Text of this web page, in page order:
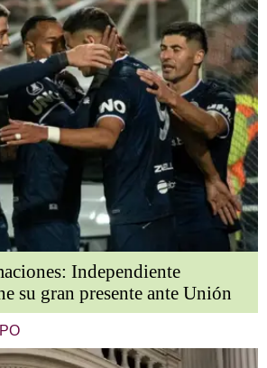
Independiente
su gran presente ante Unión